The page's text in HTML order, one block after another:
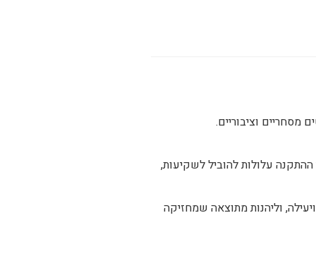
וציבוריים.
עלולות להוביל לשקיעות,
וליהנות מתוצאה שמחזיקה